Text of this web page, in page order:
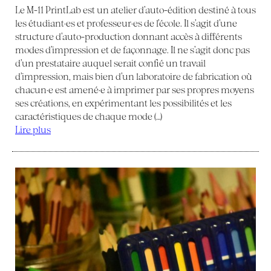
Le M-11 PrintLab est un atelier d’auto-édition destiné à tous
les étudiant·es et professeur·es de l’école. Il s’agit d’une
structure d’auto-production donnant accès à différents
modes d’impression et de façonnage. Il ne s’agit donc pas
d’un prestataire auquel serait confié un travail
d’impression, mais bien d’un laboratoire de fabrication où
chacun·e est amené·e à imprimer par ses propres moyens
ses créations, en expérimentant les possibilités et les
caractéristiques de chaque mode (…)
Lire plus